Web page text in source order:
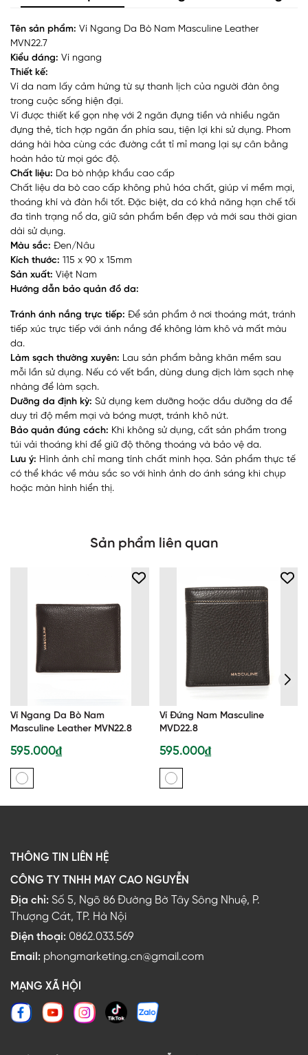
Tên sản phẩm: Ví Ngang Da Bò Nam Masculine Leather
MVN22.7
Kiểu dáng: Ví ngang
Thiết kế:
Ví da nam lấy cảm hứng từ sự thanh lịch của người đàn ông
trong cuộc sống hiện đại.
Ví được thiết kế gọn nhẹ với 2 ngăn đựng tiền và nhiều ngăn
đựng thẻ, tích hợp ngăn ẩn phía sau, tiện lợi khi sử dụng. Phom
dáng hài hòa cùng các đường cắt tỉ mỉ mang lại sự cân bằng
hoàn hảo từ mọi góc độ.
Chất liệu: Da bò nhập khẩu cao cấp
Chất liệu da bò cao cấp không phủ hóa chất, giúp ví mềm mại,
thoáng khí và đàn hồi tốt. Đặc biệt, da có khả năng hạn chế tối
đa tình trạng nổ da, giữ sản phẩm bền đẹp và mới sau thời gian
dài sử dụng.
Màu sắc: Đen/Nâu
Kích thước: 115 x 90 x 15mm
Sản xuất: Việt Nam
Hướng dẫn bảo quản đồ da:
Tránh ánh nắng trực tiếp: Để sản phẩm ở nơi thoáng mát, tránh
tiếp xúc trực tiếp với ánh nắng để không làm khô và mất màu
da.
Làm sạch thường xuyên: Lau sản phẩm bằng khăn mềm sau
mỗi lần sử dụng. Nếu có vết bẩn, dùng dung dịch làm sạch nhẹ
nhàng để làm sạch.
Dưỡng da định kỳ: Sử dụng kem dưỡng hoặc dầu dưỡng da để
duy trì độ mềm mại và bóng mượt, tránh khô nứt.
Bảo quản đúng cách: Khi không sử dụng, cất sản phẩm trong
túi vải thoáng khí để giữ độ thông thoáng và bảo vệ da.
Lưu ý: Hình ảnh chỉ mang tính chất minh họa. Sản phẩm thực tế
có thể khác về màu sắc so với hình ảnh do ánh sáng khi chụp
hoặc màn hình hiển thị.
Sản phẩm liên quan
Ví Ngang Da Bò Nam
Masculine Leather MVN22.8
595.000₫
Ví Đứng Nam Masculine
MVD22.8
595.000₫
THÔNG TIN LIÊN HỆ
CÔNG TY TNHH MAY CAO NGUYỄN
Địa chỉ: Số 5, Ngõ 86 Đường Bờ Tây Sông Nhuệ, P.
Thượng Cát, TP. Hà Nội
Điện thoại: 0862.033.569
Email: phongmarketing.cn@gmail.com
MẠNG XÃ HỘI